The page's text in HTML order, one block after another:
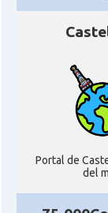
Portal de
del